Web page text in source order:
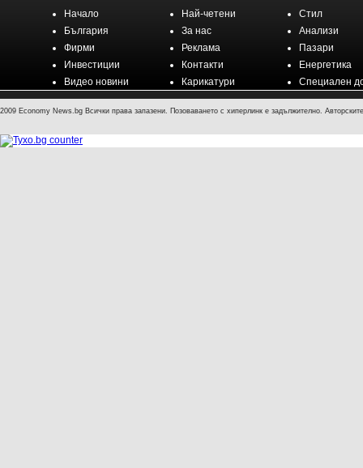
Начало Най-четени
Стил
България
За нас
Анализи
Фирми
Реклама
Пазари
Инвестиции
Контакти
Енергетика
Видео новини
Карикатури Специален
2009 Economy News.bg Всички права запазени. Позоваването с хиперлинк е задължително.